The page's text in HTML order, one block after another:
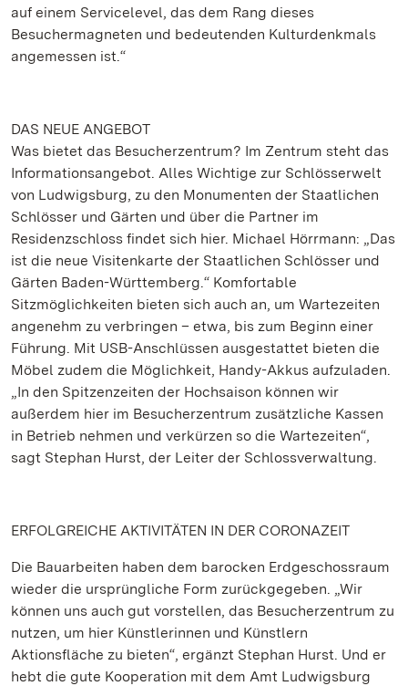
auf einem Servicelevel, das dem Rang dieses
Besuchermagneten und bedeutenden Kulturdenkmals
angemessen ist.“
DAS NEUE ANGEBOT
Was bietet das Besucherzentrum? Im Zentrum steht das
Informationsangebot. Alles Wichtige zur Schlösserwelt
von Ludwigsburg, zu den Monumenten der Staatlichen
Schlösser und Gärten und über die Partner im
Residenzschloss findet sich hier. Michael Hörrmann: „Das
ist die neue Visitenkarte der Staatlichen Schlösser und
Gärten Baden-Württemberg.“ Komfortable
Sitzmöglichkeiten bieten sich auch an, um Wartezeiten
angenehm zu verbringen – etwa, bis zum Beginn einer
Führung. Mit USB-Anschlüssen ausgestattet bieten die
Möbel zudem die Möglichkeit, Handy-Akkus aufzuladen.
„In den Spitzenzeiten der Hochsaison können wir
außerdem hier im Besucherzentrum zusätzliche Kassen
in Betrieb nehmen und verkürzen so die Wartezeiten“,
sagt Stephan Hurst, der Leiter der Schlossverwaltung.
ERFOLGREICHE AKTIVITÄTEN IN DER CORONAZEIT
Die Bauarbeiten haben dem barocken Erdgeschossraum
wieder die ursprüngliche Form zurückgegeben. „Wir
können uns auch gut vorstellen, das Besucherzentrum zu
nutzen, um hier Künstlerinnen und Künstlern
Aktionsfläche zu bieten“, ergänzt Stephan Hurst. Und er
hebt die gute Kooperation mit dem Amt Ludwigsburg